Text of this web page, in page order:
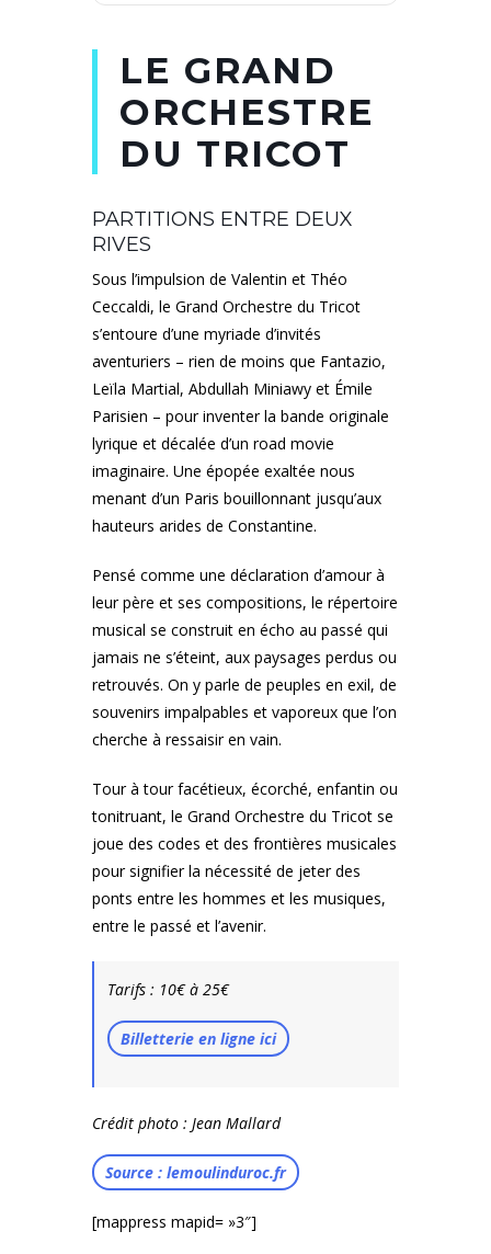
LE GRAND
ORCHESTRE
DU TRICOT
PARTITIONS ENTRE DEUX
RIVES
Sous l’impulsion de Valentin et Théo
Ceccaldi, le Grand Orchestre du Tricot
s’entoure d’une myriade d’invités
aventuriers – rien de moins que Fantazio,
Leïla Martial, Abdullah Miniawy et Émile
Parisien – pour inventer la bande originale
lyrique et décalée d’un road movie
imaginaire. Une épopée exaltée nous
menant d’un Paris bouillonnant jusqu’aux
hauteurs arides de Constantine.
Pensé comme une déclaration d’amour à
leur père et ses compositions, le répertoire
musical se construit en écho au passé qui
jamais ne s’éteint, aux paysages perdus ou
retrouvés. On y parle de peuples en exil, de
souvenirs impalpables et vaporeux que l’on
cherche à ressaisir en vain.
Tour à tour facétieux, écorché, enfantin ou
tonitruant, le Grand Orchestre du Tricot se
joue des codes et des frontières musicales
pour signifier la nécessité de jeter des
ponts entre les hommes et les musiques,
entre le passé et l’avenir.
Tarifs : 10€ à 25€
Billetterie en ligne ici
Crédit photo : Jean Mallard
Source : lemoulinduroc.fr
[mappress mapid= »3″]